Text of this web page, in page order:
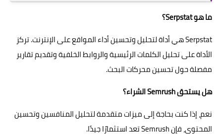
ما هو Serpstat؟
Serpstat هي أداة لتحليل وتحسين أداء المواقع على الإنترنت. تركز
الأداة على تحليل الكلمات الرئيسية والروابط الخلفية وتقديم تقارير
مفصلة حول تحسين محركات البحث.
هل يستحق Semrush الشراء؟
نعم، إذا كنت بحاجة إلى ميزات متقدمة لتحليل المنافسين وتحسين
المحتوى، فإن Semrush تعد استثمارًا جيدًا.